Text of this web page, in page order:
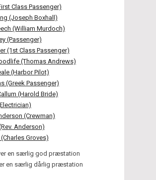
Class Passenger)
(Joseph Boxhall)
(William Murdoch)
(Passenger)
(1st Class Passenger)
(Thomas Andrews)
(Harbor Pilot)
(Greek Passenger)
(Harold Bride)
(Crewman)
Anderson)
Groves)
en særlig god præstation
en særlig dårlig præstation